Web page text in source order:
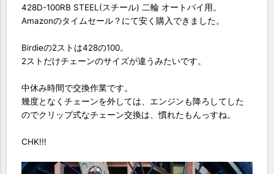
428D-100RB STEEL(スチール) 二輪 オートバイ用。
Amazonのタイムセール？にて安く購入できました。
Birdieの2ストは428の100。
2ストだけチェーンのサイズが違うみたいです。
中休み時間で交換作業です。
幾度となくチェーンを外しては、エンジンも降ろしてした
のでクリップ式なチェーン交換は、慣れたもんっすね。
CHK!!!